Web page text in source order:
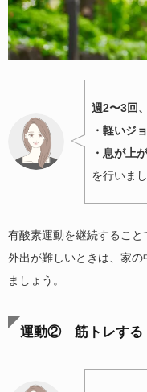
週2〜3回
・軽いジ
・息が上
を行いま
有酸素運動を継続すること
外出が難しいときは、家
ましょう。
運動② 筋トレする